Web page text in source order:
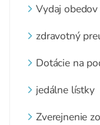
Vydaj
zdravotný
Dotácie na
jedálne lístky
Zverejnenie